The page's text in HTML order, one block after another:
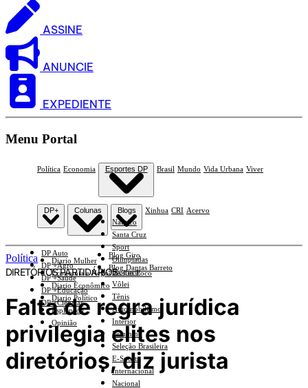
ASSINE
ANUNCIE
EXPEDIENTE
Menu Portal
Política Economia Esportes DP
Náutico
Santa Cruz
Sport
Olimpíadas
Basquete
Vôlei
Tênis
Automobilismo
Interior
Feminino
Seleção Brasileira
E-Sports
Internacional
Nacional
Brasil Mundo Vida Urbana Viver
DP+
DP Auto
DP +Agro
DP +Saúde
DP +Educação
DP +Ciências
Colunas
Diario Mulher
Economia e Negócios Em Foco
Diario Econômico
Diario Político
Esplanada
Opinião
Blogs
Blog Giro
Blog Dantas Barreto
Xinhua CRI Acervo
Política
DIRETÓRIOS PARTIDÁRIOS
Falta de regra jurídica
privilegia elites nos
diretórios, diz jurista